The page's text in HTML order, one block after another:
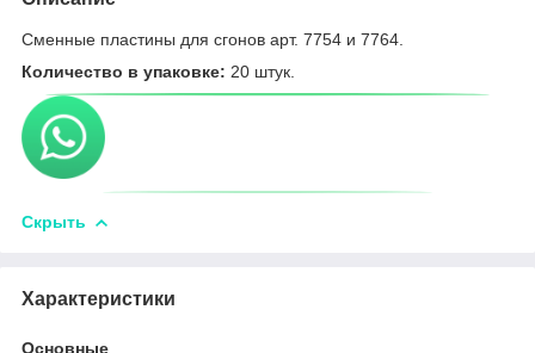
Сменные пластины для сгонов арт. 7754 и 7764.
Количество в упаковке: 20 штук.
Скрыть
Характеристики
Основные